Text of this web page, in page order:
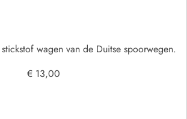
wagen van de Duitse spoorwegen.
€ 13,00